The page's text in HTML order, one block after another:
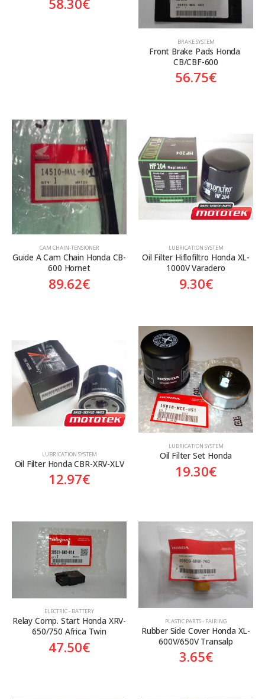
58.30€
BRAKE SYSTEM
Front Brake Pads Honda
CB/CBF-600
56.75€
CAM CHAIN-TENSIONER
Guide A Cam Chain Honda CB-
600 Hornet
89.62€
LUBRICATION SYSTEM
Oil Filter Hiflofiltro Honda XL-
1000V Varadero
9.30€
LUBRICATION SYSTEM
Oil Filter Honda CBR-XRV-XLV
12.97€
LUBRICATION SYSTEM
Oil Filter Set Honda
19.30€
ELECTRIC - BATTERY
Relay Comp. Start Honda XRV-
650/750 Africa Twin
47.50€
PLASTIC PARTS - FAIRING
Rubber Side Cover Honda XL-
600V/650V Transalp
3.65€